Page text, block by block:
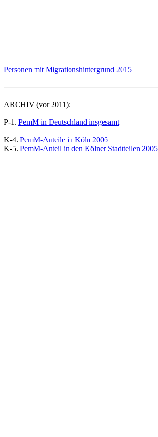
Personen mit Migrationshintergrund 2015
ARCHIV (vor 2011):
P-1. PemM in Deutschland insgesamt
K-4. PemM-Anteile in Köln 2006
K-5. PemM-Anteil in den Kölner Stadtteilen 2005